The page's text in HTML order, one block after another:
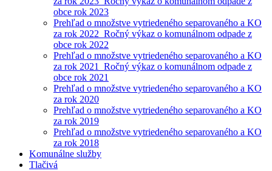
obce rok 2023
Prehľad o množstve vytriedeného separovaného a KO
za rok 2022_Ročný výkaz o komunálnom odpade z
obce rok 2022
Prehľad o množstve vytriedeného separovaného a KO
za rok 2021_Ročný výkaz o komunálnom odpade z
obce rok 2021
Prehľad o množstve vytriedeného separovaného a KO
za rok 2020
Prehľad o množstve vytriedeného separovaného a KO
za rok 2019
Prehľad o množstve vytriedeného separovaného a KO
za rok 2018
Komunálne služby
Tlačivá